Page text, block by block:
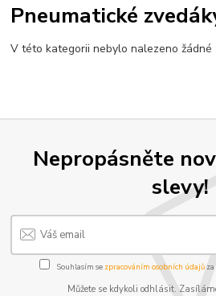
Pneumatické
V této kategorii nebylo nalezeno žádné
Nepropásněte
slevy!
Souhlasím se zpracováním osobních údajůza
Můžete se kdykoli odhlásit.